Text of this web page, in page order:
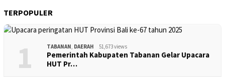
TERPOPULER
1 TABANAN DAERAH 51,673 views
Pemerintah Kabupaten Tabanan Gelar Upacara
HUT Pr…